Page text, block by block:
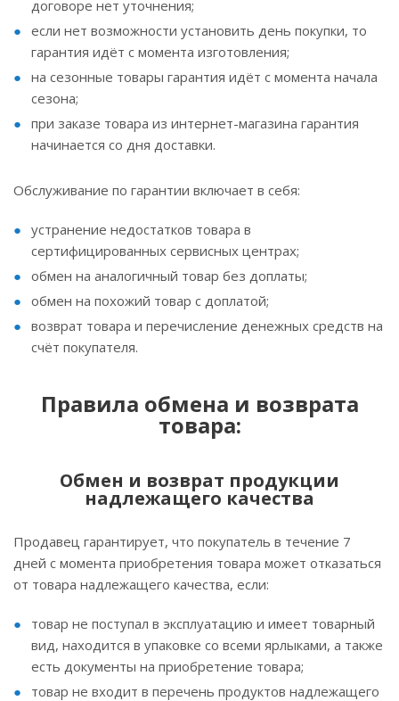
договоре нет уточнения;
если нет возможности установить день покупки, то
гарантия идёт с момента изготовления;
на сезонные товары гарантия идёт с момента начала
сезона;
при заказе товара из интернет-магазина гарантия
начинается со дня доставки.
Обслуживание по гарантии включает в себя:
устранение недостатков товара в
сертифицированных сервисных центрах;
обмен на аналогичный товар без доплаты;
обмен на похожий товар с доплатой;
возврат товара и перечисление денежных средств на
счёт покупателя.
Правила обмена и возврата
товара:
Обмен и возврат продукции
надлежащего качества
Продавец гарантирует, что покупатель в течение 7
дней с момента приобретения товара может отказаться
от товара надлежащего качества, если:
товар не поступал в эксплуатацию и имеет товарный
вид, находится в упаковке со всеми ярлыками, а также
есть документы на приобретение товара;
товар не входит в перечень продуктов надлежащего